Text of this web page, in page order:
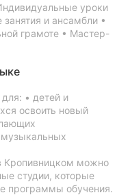
уроки
и ансамбли •
грамоте • Мастер-
• детей и
освоить новый
музыкальных
Кропивницком можно
студии, которые
программы обучения.